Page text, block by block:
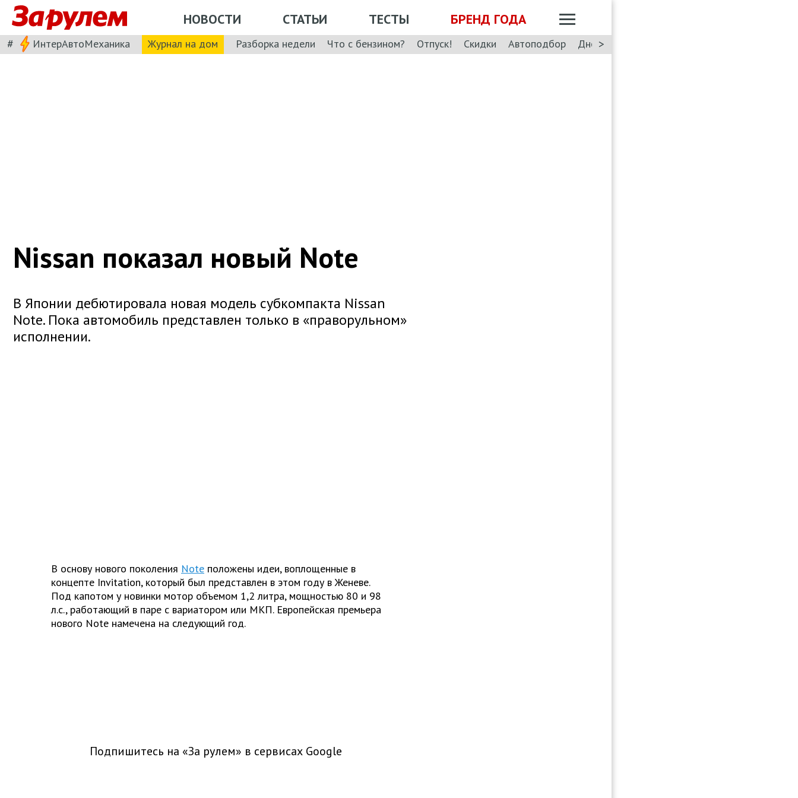
НОВОСТИ СТАТЬИ ТЕСТЫ БРЕНД ГОДА
# ИнтерАвтоМеханика Журнал на дом Разборка недели Что с бензином? Отпуск! Скидки Автоподбор Дневник: Лада Искра
>
Nissan показал новый Note
В Японии дебютировала новая модель субкомпакта Nissan
Note. Пока автомобиль представлен только в «праворульном»
исполнении.
В основу нового поколения Note положены идеи, воплощенные в
концепте Invitation, который был представлен в этом году в Женеве.
Под капотом у новинки мотор объемом 1,2 литра, мощностью 80 и 98
л.с., работающий в паре с вариатором или МКП. Европейская премьера
нового Note намечена на следующий год.
Подпишитесь на «За рулем» в сервисах Google